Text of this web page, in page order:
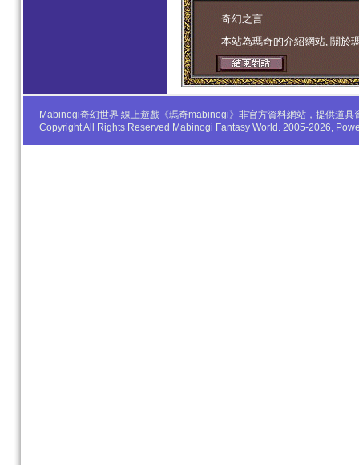
学生妹 奇幻之言
本站為瑪奇的介紹網站, 關於
Mabinogi奇幻世界 線上遊戲《瑪奇mabinogi》非官方資料網站，提供道
Copyright All Rights Reserved Mabinogi Fantasy World. 2005-2026,